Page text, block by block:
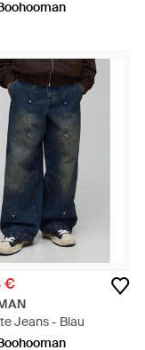
€
Jeans - Blau